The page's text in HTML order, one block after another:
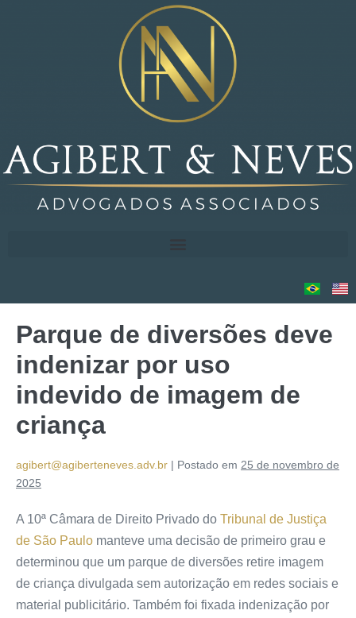
Parque de diversões deve
indenizar por uso
indevido de imagem de
criança
agibert@agiberteneves.adv.br | Postado em 25 de novembro de
2025
A 10ª Câmara de Direito Privado do Tribunal de Justiça
de São Paulo manteve uma decisão de primeiro grau e
determinou que um parque de diversões retire imagem
de criança divulgada sem autorização em redes sociais e
material publicitário. Também foi fixada indenização por